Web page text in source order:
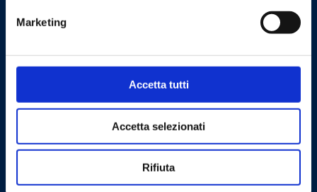
Marketing
Accetta tutti
Accetta selezionati
Rifiuta
Contattaci
Barberi Rubinetterie Industriali S.r.l. a socio unico
Via Monte Fenera, 7 - 13018 Valduggia (VC) - ITALY